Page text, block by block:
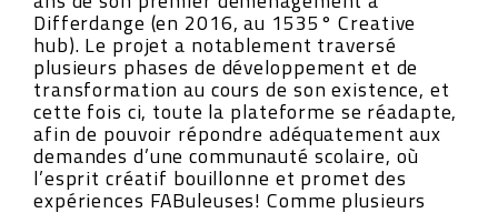
Differdange (en 2016, au 1535° Creative
hub). Le projet a notablement traversé
plusieurs phases de développement et de
transformation au cours de son existence, et
cette fois ci, toute la plateforme se réadapte,
afin de pouvoir répondre adéquatement aux
demandes d’une communauté scolaire, où
l’esprit créatif bouillonne et promet des
expériences FABuleuses! Comme plusieurs